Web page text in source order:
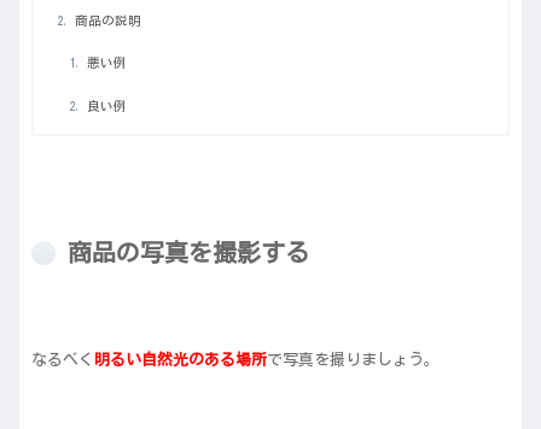
商品の説明
悪い例
良い例
商品の写真を撮影する
なるべく 明るい自然光のある場所で写真を撮りましょう。